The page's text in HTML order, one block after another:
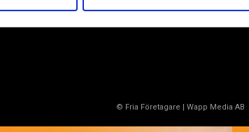
BLI MEDLEM
© Fria Företagare | Wapp Media AB